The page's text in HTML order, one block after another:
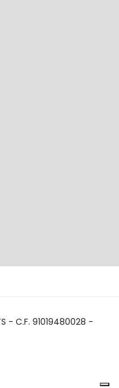
- C.F. 91019480028 -